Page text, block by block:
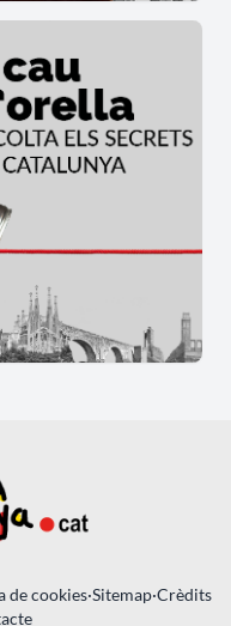
de cookies·Sitemap·Crèdits